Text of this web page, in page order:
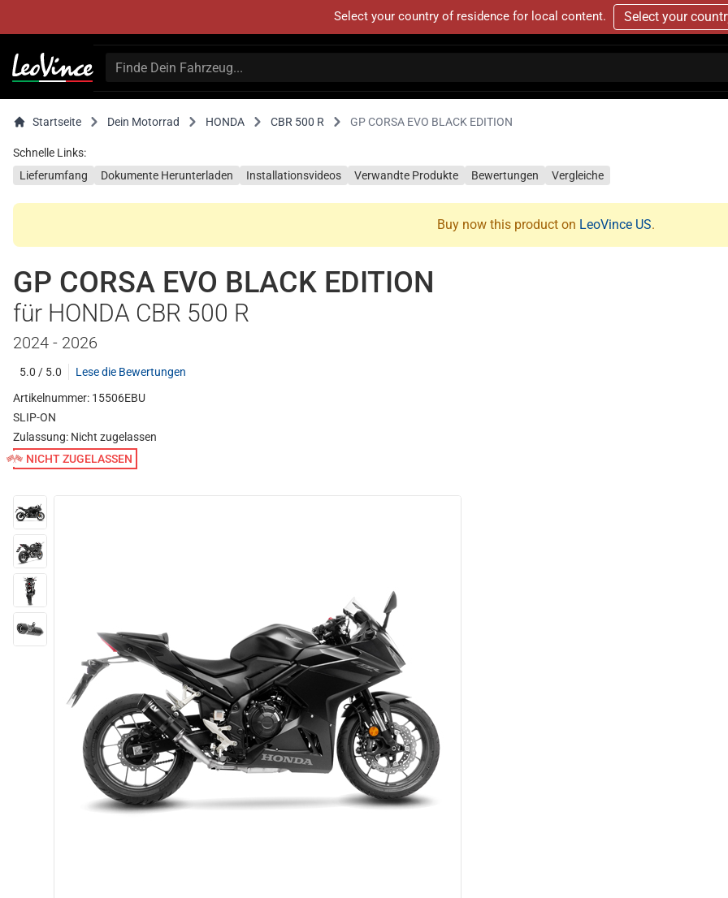
Select your country of residence for local content. Select your
Startseite Dein Motorrad HONDA CBR 500 R GP CORSA EVO BLACK EDITION
Schnelle Links:
Lieferumfang
Dokumente Herunterladen Installationsvideos Verwandte Produkte Bewertungen Vergleiche
Buy now this product on LeoVince US.
GP CORSA EVO BLACK EDITION
für HONDA CBR 500 R
2024 - 2026
5.0 / 5.0
Lese die Bewertungen
Artikelnummer: 15506EBU
SLIP-ON
Zulassung: Nicht zugelassen
NICHT ZUGELASSEN